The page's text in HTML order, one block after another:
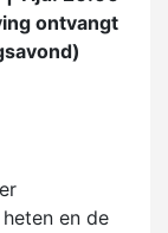
ontvangt
en de